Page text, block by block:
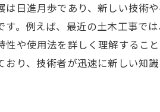
は日進月歩であり、新しい技術
す。例えば、最近の土木工事で
性や使用法を詳しく理解するこ
おり、技術者が迅速に新しい知